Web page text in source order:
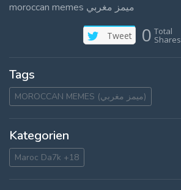
moroccan memes ميمز مغربي
Tweet 0 Total
Shares
Tags
MOROCCAN MEMES (ميمز مغربي)
Kategorien
Maroc Da7k +18